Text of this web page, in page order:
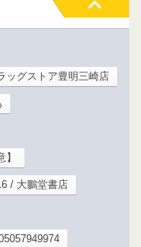
ッグストア豊明三崎店
/ 大鵬堂書店